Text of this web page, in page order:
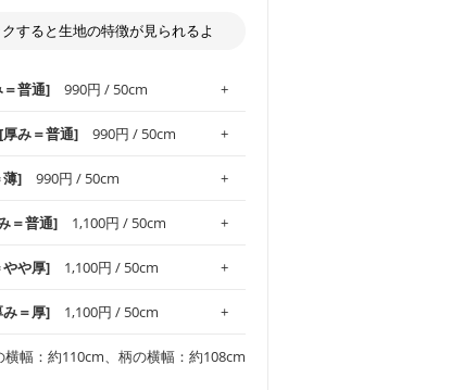
すると生地の特徴が見られるよ
＝普通] 990円 / 50cm
やかさと適度な張りを併せ持ち、
ス生地の特徴です。当サイトのオ
物全般にお使いいただけます。
き袋などの通園通学グッズには
具、カーテン
み＝普通] 990円 / 50cm
た肌触りが特徴です。ベビー用品
に触れるアイテムに最適です。高
れます。
どのベビーグッズ
ク、ワンピースなどの洋服
薄] 990円 / 50cm
生地です。軽やかさとなめらかな
透け感があるので、涼しげなトッ
チュニックなどのトップス
＝普通] 1,100円 / 50cm
％の当店のビエラ生地は、オック
とした柔らかい質感と適度な落ち
やや厚] 1,100円 / 50cm
っかりとした張りと厚みがありな
徴です。生地の厚みは中厚手で
み＝厚] 1,100円 / 50cm
幅：約110cm、柄の横幅：約108cm